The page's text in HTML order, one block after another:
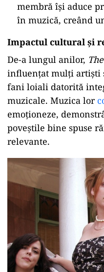
membră își aduce
în muzică, creând
Impactul cultural și
De-a lungul anilor,
influențat mulți artiști
fani loiali datorită
muzicale. Muzica lor
emoționeze,
poveștile bine spuse
relevante.